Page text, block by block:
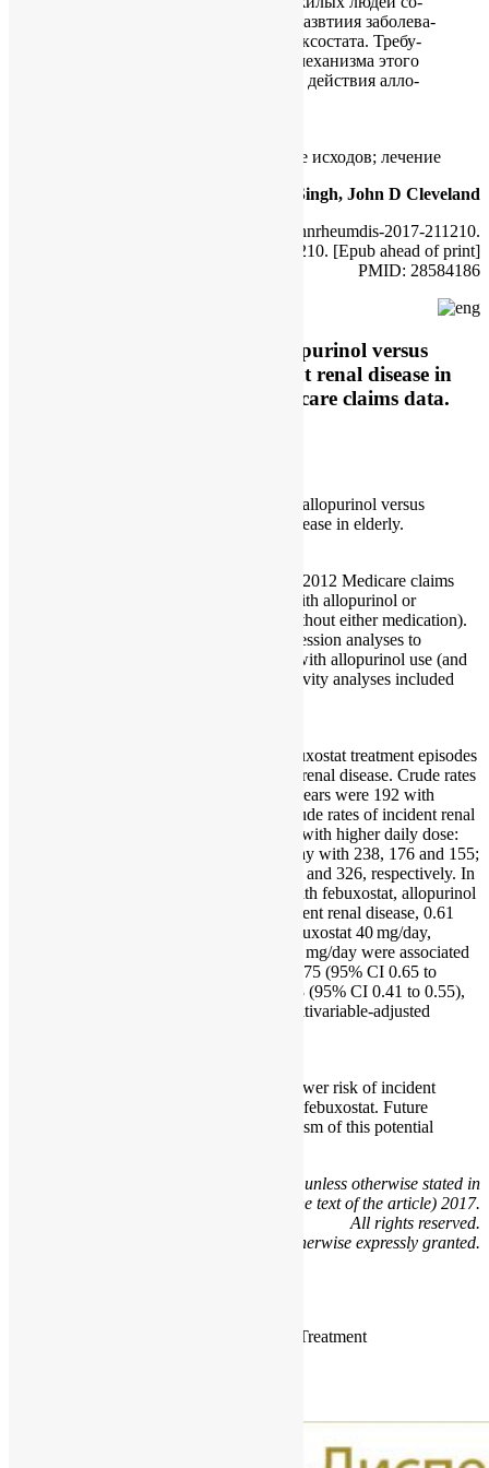
про­вож­да­лось мень­шим риском развти­ия за­боле­ва­
ний по­чек, чем при­ме­не­ние фе­бук­со­ста­та. Тре­бу­
ют­ся даль­ней­шие ис­сле­до­ва­ния ме­ха­низ­ма это­го
по­тен­ци­аль­но­го по­ло­жи­тель­но­го дей­ствия ал­ло­
Эпидемиология; подагра; исследование исходов; лечение
Jasvinder A Singh, John D Cleveland
Ann Rheum Dis. 2017 Jun 5. pii: annrheumdis-2017-211210.
doi: 10.1136/annrheumdis-2017-211210. [Epub ahead of print]
PMID: 28584186
Comparative effectiveness of allopurinol versus
febuxostat for preventing incident renal disease in
older adults: an analysis of Medicare claims data.
To assess the comparative effectiveness of allopurinol versus
febuxostat for preventing incident renal disease in elderly.
In a retrospective cohort study using 2006-2012 Medicare claims
data, we included patients newly treated with allopurinol or
febuxostat (baseline period of 183 days without either medication).
We used 5:1 propensity-matched Cox regression analyses to
compare the HR of incident renal disease with allopurinol use (and
dose) versus febuxostat (reference). Sensitivity analyses included
There were 31 465 new allopurinol or febuxostat treatment episodes
in 26 443 patients; 8570 ended in incident renal disease. Crude rates
of incident renal disease per 1000 person-years were 192 with
allopurinol versus 338 with febuxostat. Crude rates of incident renal
disease per 1000 person-years were lower with higher daily dose:
allopurinol <200, 200-299 and ≥300 mg/day with 238, 176 and 155;
and febuxostat 40 and 80 mg/day with 341 and 326, respectively. In
propensity-matched analyses, compared with febuxostat, allopurinol
use was associated with lower HR of incident renal disease, 0.61
(95% CI 0.49 to 0.77). Compared with febuxostat 40 mg/day,
allopurinol doses <200, 200-299 and ≥300 mg/day were associated
with lower HR of incident renal disease, 0.75 (95% CI 0.65 to
0.86), 0.61 (95% CI 0.52 to 0.73) and 0.48 (95% CI 0.41 to 0.55),
respectively. Sensitivity analyses using multivariable-adjusted
Allopurinol was associated with a lower risk of incident
renal disease in elderly patients than febuxostat. Future
studies need to examine the mechanism of this potential
© Article author(s) (or their employer(s) unless otherwise stated in
the text of the article) 2017.
All rights reserved.
No commercial use is permitted unless otherwise expressly granted.
Epidemiology; Gout; Outcomes research; Treatment